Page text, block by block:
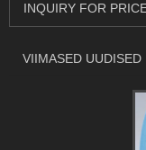
INQUIRY FOR
VIIMASED UUDISED